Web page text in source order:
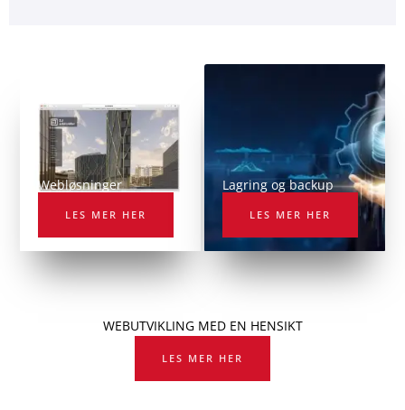
Webløsninger
LES MER HER
Lagring og backup
LES MER HER
WEBUTVIKLING MED EN HENSIKT
LES MER HER